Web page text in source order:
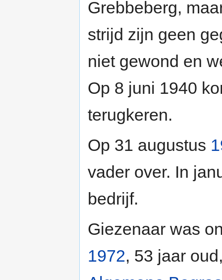
Grebbeberg,
strijd zijn geen
niet gewond en
Op 8 juni 1940
terugkeren.
Op 31 augustus
vader over. In
bedrijf.
Giezenaar was
1972, 53 jaar